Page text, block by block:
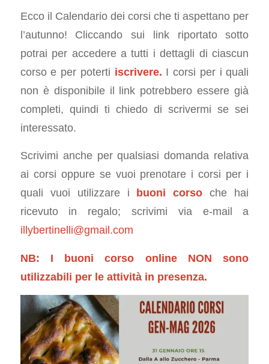
Ecco il Calendario dei corsi che ti aspettano per
l’autunno! Cliccando sui link riportato sotto
potrai per accedere a tutti i dettagli di ciascun
corso e per poterti iscrivere. I corsi per i quali
non è disponibile il link potrebbero essere già
completi, quindi ti chiedo di scrivermi se sei
interessato.
Scrivimi anche per qualsiasi domanda relativa
ai corsi oppure se vuoi prenotare i corsi per i
quali vuoi utilizzare i buoni corso che hai
ricevuto in regalo; scrivimi via e-mail a
illybertinelli@gmail.com
NB: I buoni corso online NON sono
utilizzabili per le attività in presenza.